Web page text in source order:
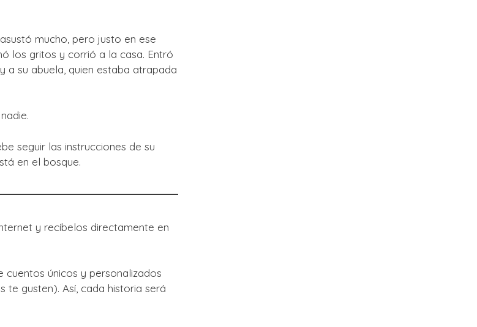
mucho, pero justo en ese
los gritos y corrió a la casa. Entró
a su abuela, quien estaba atrapada
seguir las instrucciones de su
en el bosque.
y recíbelos directamente en
cuentos únicos y personalizados
te gusten). Así, cada historia será